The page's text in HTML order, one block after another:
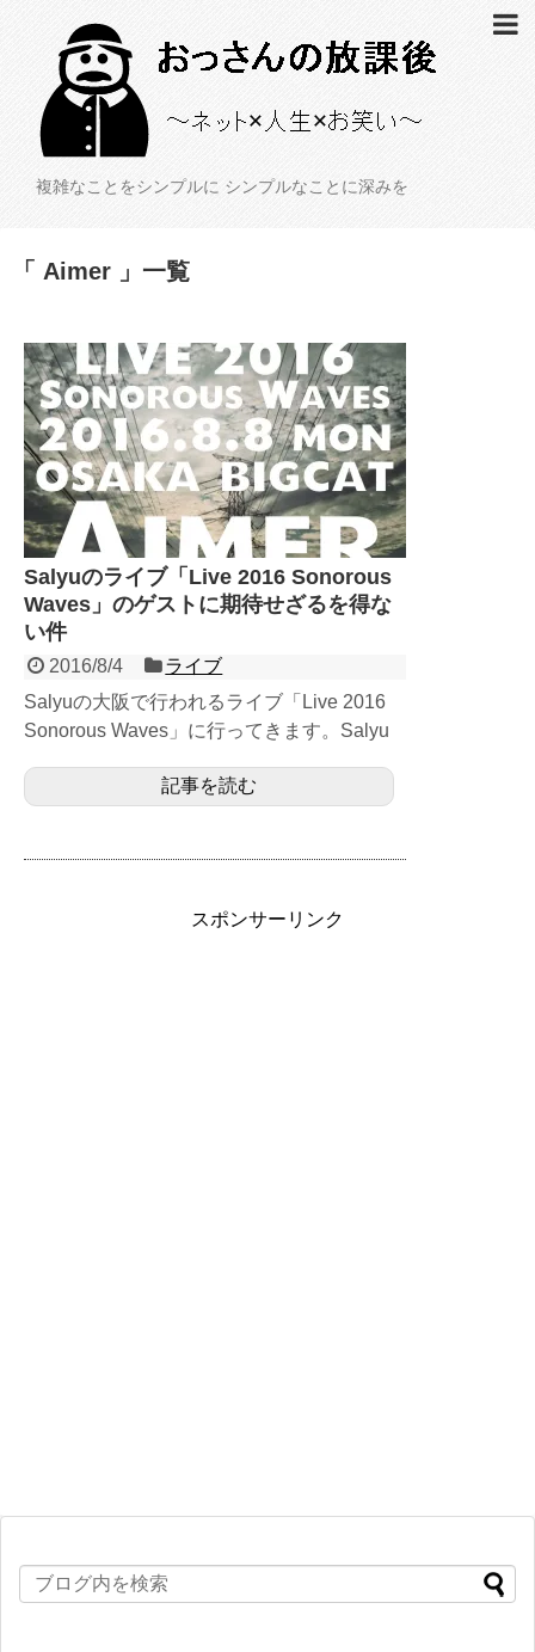
複雑なことをシンプルに シンプルなことに深みを
「 Aimer 」一覧
Salyuのライブ「Live 2016 Sonorous
Waves」のゲストに期待せざるを得な
い件
2016/8/4
ライブ
Salyuの大阪で行われるライブ「Live 2016
Sonorous Waves」に行ってきます。Salyu
記事を読む
スポンサーリンク